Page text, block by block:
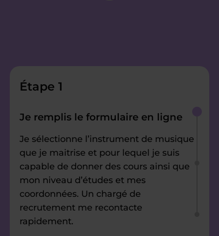
Étape 1
Je remplis le formulaire en ligne
Je sélectionne l’instrument de musique
que je maitrise et pour lequel je suis
capable de donner des cours ainsi que
mon niveau d’études et mes
coordonnées. Un chargé de
recrutement me recontacte
rapidement.